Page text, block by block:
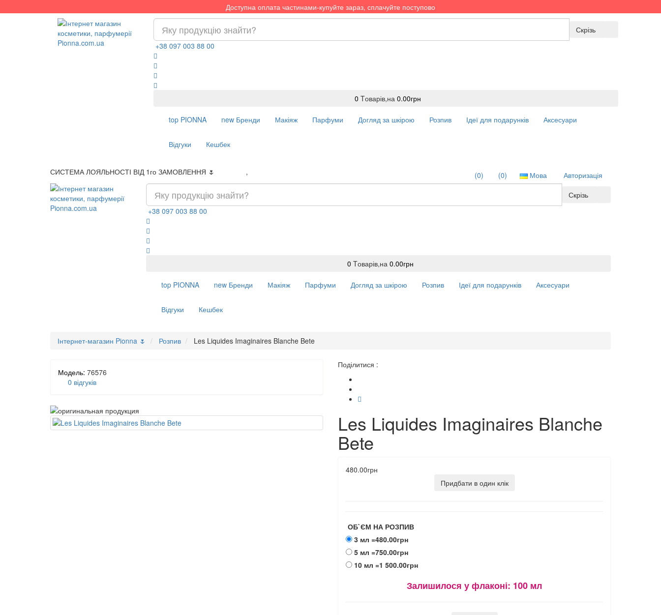
Доступна оплата частинами-купуйте зараз, сплачуйте поступово
Скрізь
+38 097 003 88 00
0 Tоварів,на 0.00грн
top PIONNA new Бренди Макіяж Парфуми Догляд за шкірою Розпив Ідеї для подарунків Аксесуари
Відгуки Кешбек
СИСТЕМА ЛОЯЛЬНОСТІ ВІД 1го ЗАМОВЛЕННЯ 🌷 , Авторизація
Мова
(0)
(0)
Скрізь
+38 097 003 88 00
0 Tоварів,на 0.00грн
top PIONNA new Бренди Макіяж Парфуми Догляд за шкірою Розпив Ідеї для подарунків Аксесуари
Відгуки Кешбек
Інтернет-магазин Pionna 🌷 Розпив Les Liquides Imaginaires Blanche Bete
Модель: 76576
0 відгуків
Поділитися :
Les Liquides Imaginaires Blanche
Bete
480.00грн
Придбати в один клік
ОБ`ЄМ НА РОЗПИВ
3 мл =480.00грн
5 мл =750.00грн
10 мл =1 500.00грн
Залишилося у флаконі: 100 мл